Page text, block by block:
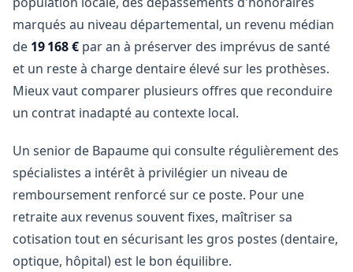
marqués au niveau départemental, un revenu médian
de 19 168 € par an à préserver des imprévus de santé
et un reste à charge dentaire élevé sur les prothèses.
Mieux vaut comparer plusieurs offres que reconduire
un contrat inadapté au contexte local.
Un senior de Bapaume qui consulte régulièrement des
spécialistes a intérêt à privilégier un niveau de
remboursement renforcé sur ce poste. Pour une
retraite aux revenus souvent fixes, maîtriser sa
cotisation tout en sécurisant les gros postes (dentaire,
optique, hôpital) est le bon équilibre.